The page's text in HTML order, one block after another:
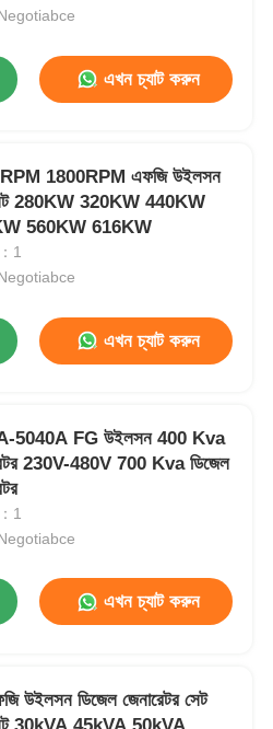
এখন চ্যাট করুন
1800RPM এফজি উইলসন
280KW 320KW 440KW
560KW 616KW
1
এখন চ্যাট করুন
5040A FG উইলসন 400 Kva
230V-480V 700 Kva ডিজেল
1
এখন চ্যাট করুন
উইলসন ডিজেল জেনারেটর সেট
30kVA 45kVA 50kVA